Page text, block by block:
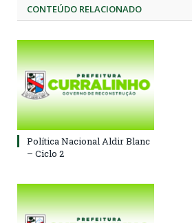
CONTEÚDO RELACIONADO
Política Nacional Aldir Blanc
– Ciclo 2